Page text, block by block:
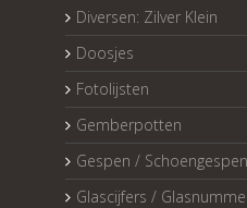
Diversen: Zilver Klein
Doosjes
Fotolijsten
Gemberpotten
Gespen / Schoengespen
Glascijfers /